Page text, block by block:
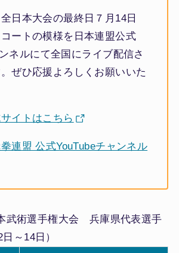
日本大会の最終日７月14日
コートの模様を日本連盟公式
ネルにて全国にライブ配信さ
ぜひ応援よろしくお願いいた
イトはこちら
連盟 公式YouTubeチャンネル
武術選手権大会 兵庫県代表選手
～14日）